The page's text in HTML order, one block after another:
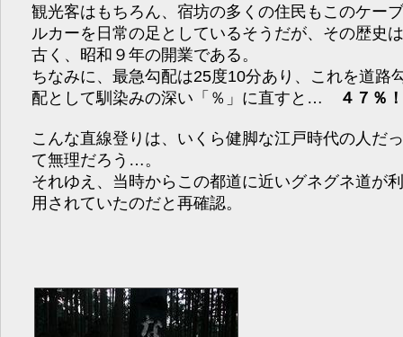
観光客はもちろん、宿坊の多くの住民もこのケー
ルカーを日常の足としているそうだが、その歴史
古く、昭和９年の開業である。
ちなみに、最急勾配は25度10分あり、これを道路
配として馴染みの深い「％」に直すと…
４７％
こんな直線登りは、いくら健脚な江戸時代の人だ
て無理だろう…。
それゆえ、当時からこの都道に近いグネグネ道が
用されていたのだと再確認。